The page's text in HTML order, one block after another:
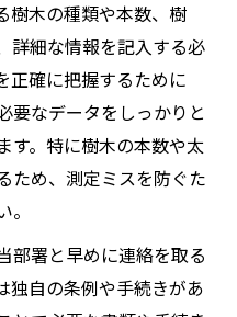
樹木の種類や本数、樹
詳細な情報を記入する必
正確に把握するために
要なデータをしっかりと
す。特に樹木の本数や太
ため、測定ミスを防ぐた
部署と早めに連絡を取る
独自の条例や手続きがあ